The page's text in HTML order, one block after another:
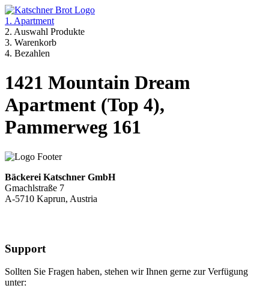
1. Apartment
2. Auswahl Produkte
3. Warenkorb
4. Bezahlen
1421 Mountain Dream
Apartment (Top 4),
Pammerweg 161
Bäckerei Katschner GmbH
Gmachlstraße 7
A-5710 Kaprun, Austria
Support
Sollten Sie Fragen haben, stehen wir Ihnen gerne zur Verfügung
unter: